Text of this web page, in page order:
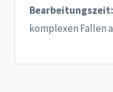
Bearbeitungszeit:
komplexen Fallen